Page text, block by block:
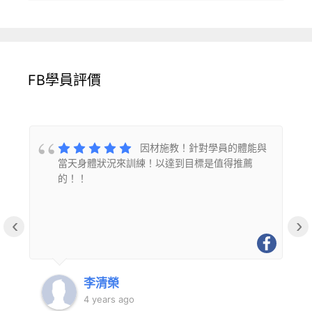
FB學員評價
因材施教！針對學員的體能與
當天身體狀況來訓練！以達到目標是值得推薦
的！！
李清榮
4 years ago
‹ ›